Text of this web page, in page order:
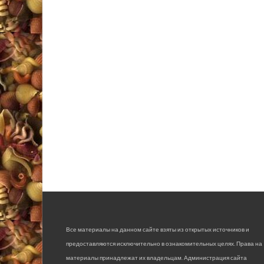
Все материалы на данном сайте взяты из открытых источников и
предоставляются исключительно в ознакомительных целях. Права на
материалы принадлежат их владельцам. Администрация сайта